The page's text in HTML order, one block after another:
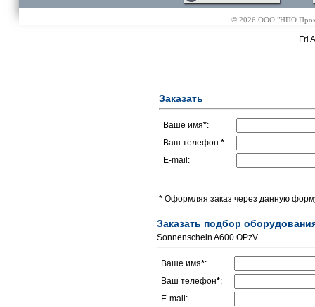
© 2026 ООО "НПО
Fri
Заказать
Ваше имя*:
Ваш телефон:*
E-mail:
* Оформляя заказ через данную
Заказать подбор
Sonnenschein A600 OPzV
Ваше имя*:
Ваш телефон*:
E-mail: